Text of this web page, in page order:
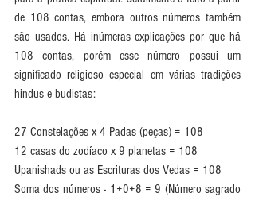
de 108 contas, embora outros números também
são usados. Há inúmeras explicações por que há
108 contas, porém esse número possui um
significado religioso especial em várias tradições
hindus e budistas:
27 Constelações x 4 Padas (peças) = ​​108
12 casas do zodíaco x 9 planetas = 108
Upanishads ou as Escrituras dos Vedas = 108
Soma dos números - 1+0+8 = 9 (Número sagrado